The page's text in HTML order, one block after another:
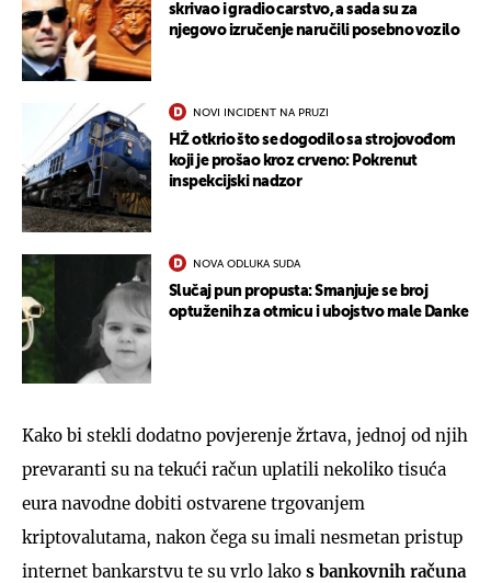
skrivao i gradio carstvo, a sada su za
njegovo izručenje naručili posebno vozilo
NOVI INCIDENT NA PRUZI
HŽ otkrio što se dogodilo sa strojovođom
koji je prošao kroz crveno: Pokrenut
inspekcijski nadzor
NOVA ODLUKA SUDA
Slučaj pun propusta: Smanjuje se broj
optuženih za otmicu i ubojstvo male Danke
Kako bi stekli dodatno povjerenje žrtava, jednoj od njih
prevaranti su na tekući račun uplatili nekoliko tisuća
eura navodne dobiti ostvarene trgovanjem
kriptovalutama, nakon čega su imali nesmetan pristup
internet bankarstvu te su vrlo lako s bankovnih računa